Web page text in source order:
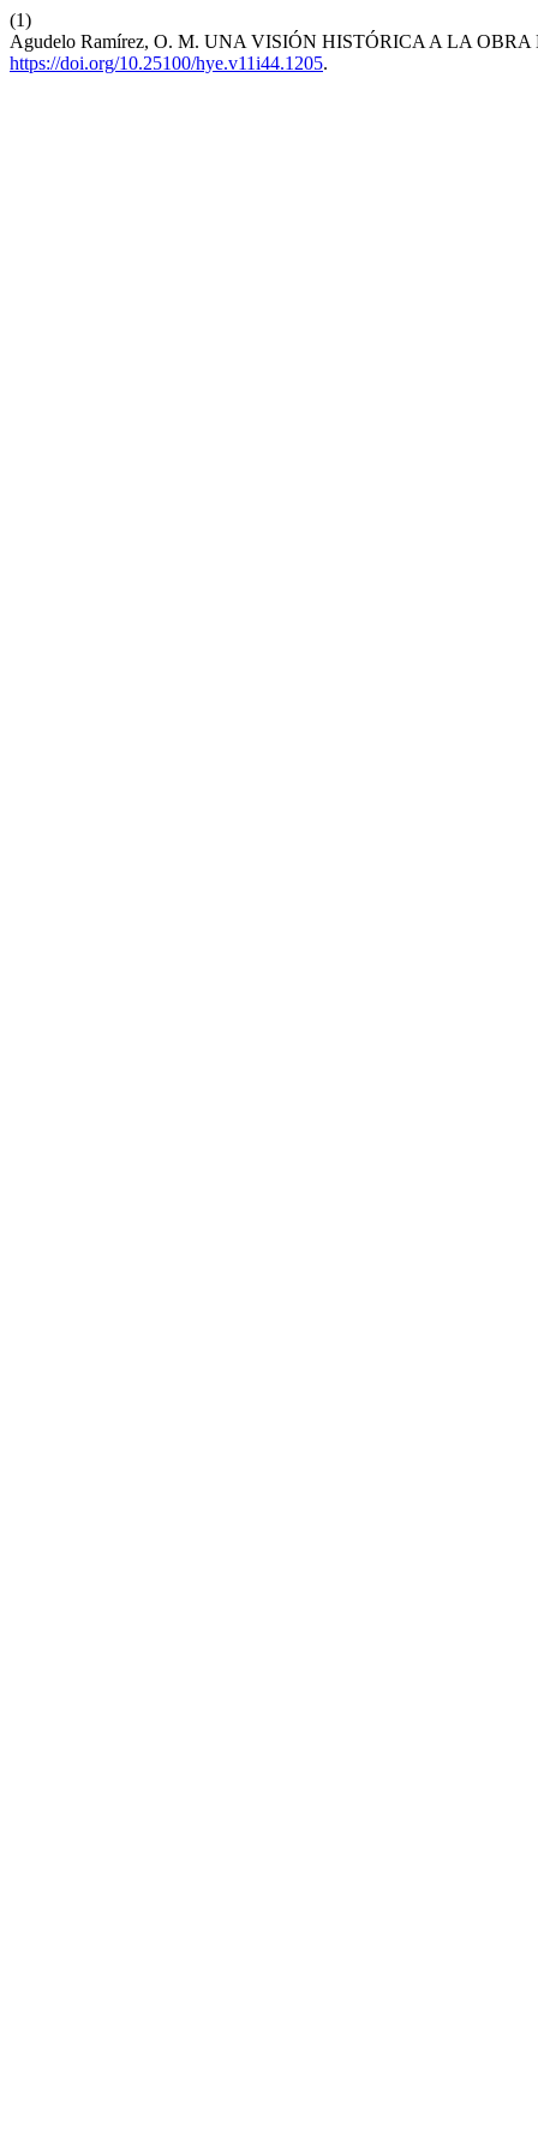
(1)
Agudelo Ramírez, O. M. UNA VISIÓN HISTÓRICA A LA
https://doi.org/10.25100/hye.v11i44.1205.